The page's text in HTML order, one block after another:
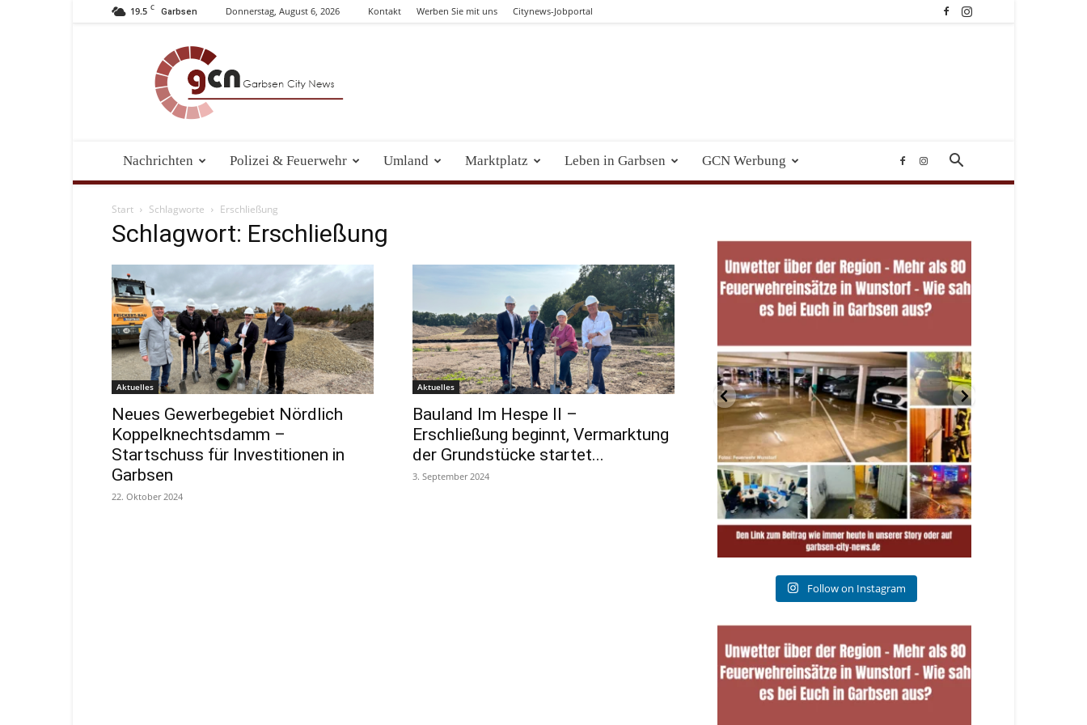
19.5 C Garbsen Donnerstag, August 6, 2026 Kontakt Werben Sie mit uns Citynews-Jobportal
News
Nachrichten Polizei & Feuerwehr Umland Marktplatz Leben in Garbsen GCN Werbung
Start Schlagworte Erschließung
Schlagwort: Erschließung
Aktuelles
Neues Gewerbegebiet Nördlich
Koppelknechtsdamm –
Startschuss für Investitionen in
Garbsen
22. Oktober 2024
Aktuelles
Bauland Im Hespe II –
Erschließung beginnt, Vermarktung
der Grundstücke startet...
3. September 2024
Follow on Instagram